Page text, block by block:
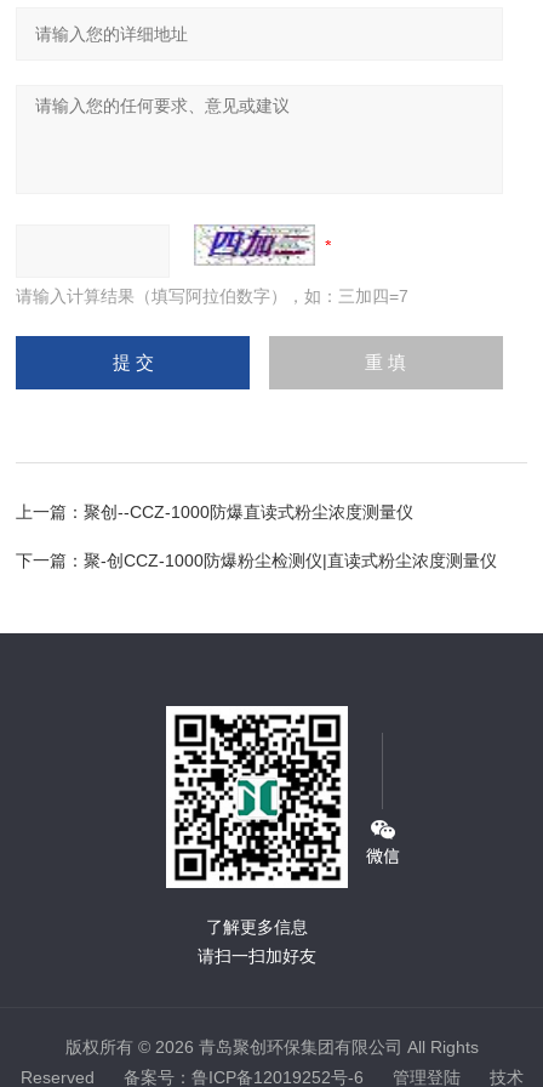
请输入计算结果（填写阿拉伯数字），如：三加四=7
上一篇：聚创--CCZ-1000防爆直读式粉尘浓度测量仪
下一篇：聚-创CCZ-1000防爆粉尘检测仪|直读式粉尘浓度测量仪
了解更多信息
请扫一扫加好友
版权所有 © 2026 青岛聚创环保集团有限公司 All Rights
Reserved 备案号：鲁ICP备12019252号-6 管理登陆技术